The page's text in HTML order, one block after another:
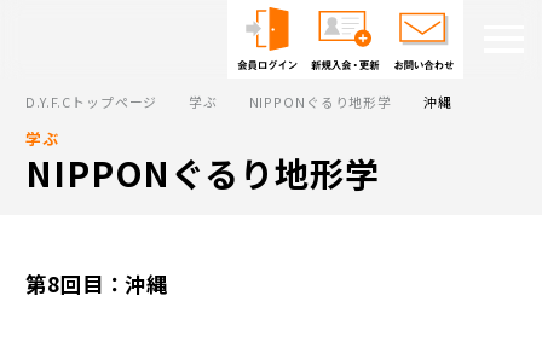
D.Y.F.Cトップページ 学ぶ NIPPONぐるり地形学 沖縄
学ぶ
NIPPONぐるり地形学
第8回目：沖縄